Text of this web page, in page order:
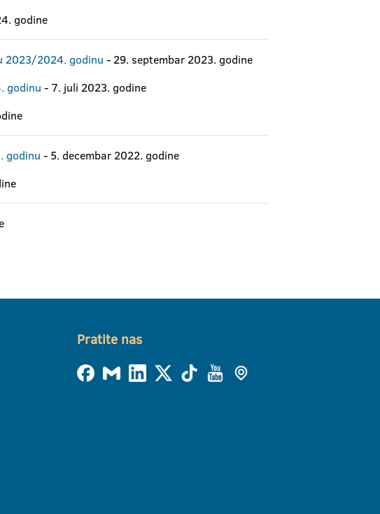
godine
2023/2024. godinu - 29. septembar 2023. godine
godinu - 7. juli 2023. godine
godinu - 5. decembar 2022. godine
Pratite nas